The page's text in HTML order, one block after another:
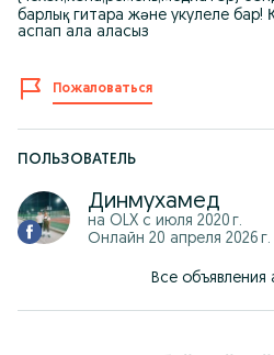
барлық гитара және укулеле бар!
аспап ала аласыз
Пожаловаться
ПОЛЬЗОВАТЕЛЬ
Динмухамед
на OLX с июля 2020 г.
Онлайн 20 апреля 2026 г.
Все объявления